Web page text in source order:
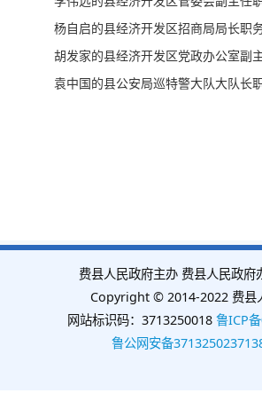
杨自启的县经济开发区招商局局长职务
胡发家的县经济开发区党政办公室副
袁中国的县公安局巡特警大队大队长职
费县人民政府主办 费县人民政府
Copyright © 2014-2022 费县
网站标识码：3713250018 鲁ICP
鲁公网安备